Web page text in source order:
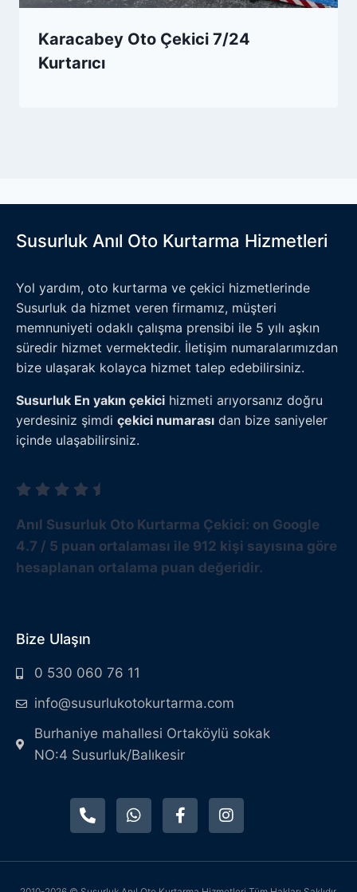
Karacabey Oto Çekici 7/24
Kurtarıcı
Susurluk Anıl Oto Kurtarma Hizmetleri
Yol yardım, oto kurtarma ve çekici hizmetlerinde
Susurluk da hizmet veren firmamız, müşteri
memnuniyeti odaklı çalışma prensibi ile 5 yılı aşkın
süredir hizmet vermektedir. İletişim numaralarımızdan
bize ulaşarak kolayca hizmet talep edebilirsiniz.
Susurluk En yakın çekici hizmeti arıyorsanız doğru
yerdesiniz şimdi çekici numarası dan bize saniyeler
içinde ulaşabilirsiniz.
Anıl Susurluk Oto Kurtarma Çekici: on Google
4.7 / 5 puan ortalaması ile 912 kişi sayısına göre
hesaplanan ortalama puan değeridir.
Bize Ulaşın
0 530 060 76 11
info@susurlukotokurtarma.com
Burhaniye mahallesi Ortaköylü sokak
NO:4 Susurluk/Balıkesir